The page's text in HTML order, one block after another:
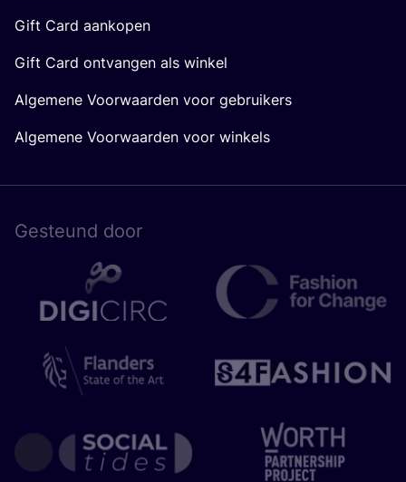
Gift Card aankopen
Gift Card ontvangen als winkel
Algemene Voorwaarden voor gebruikers
Algemene Voorwaarden voor winkels
Gesteund door